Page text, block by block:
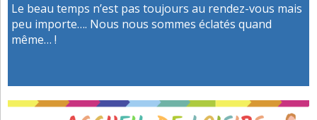
Le beau temps n’est pas toujours au rendez-vous mais
peu importe…. Nous nous sommes éclatés quand
même… !